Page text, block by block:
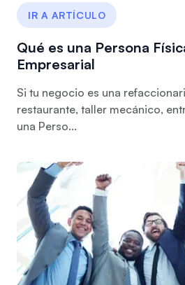
IR A ARTÍCULO
Qué es una Persona
Empresarial
Si tu negocio es una
restaurante, taller mecánico,
una Perso...